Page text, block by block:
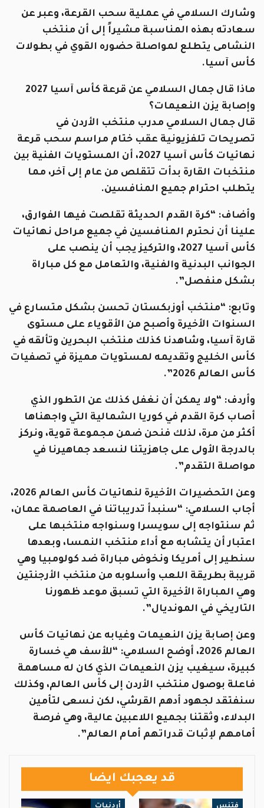
وشارك السلامي في عملية سحب القرعة، وعبر عن
سعادته بهذه المناسبة مشيراً إلى أن منتخب
النشامى يتطلع لمواصلة حضوره القوي في بطولات
كأس آسيا.
ماذا قال جمال السلامي عن قرعة كأس آسيا 2027
وإصابة يزن النعيمات؟
قال جمال السلامي مدرب منتخب الأردن في
تصريحات تلفزيونية عقب ختام مراسم سحب قرعة
نهائيات كأس آسيا 2027، أن المستويات الفنية بين
منتخبات القارة بدأت تتقلص من عام إلى آخر، مما
يتطلب احترام جميع المنافسين.
وأضاف: “كرة القدم الحديثة تقلصت فيها الفوارق،
علينا أن نحترم المنافسين في جميع مراحل نهائيات
كأس آسيا 2027، والتركيز يجب أن ينصب على
الجوانب البدنية والفنية، والتعامل مع كل مباراة
بشكل منفصل”.
وتابع: “منتخب أوزبكستان تحسن بشكل متسارع في
السنوات الأخيرة وأصبح من الأقوياء على مستوى
قارة آسيا، وشاهدنا كذلك منتخب البحرين وتألقه في
كأس الخليج وتقديمه لمستويات مميزة في تصفيات
كأس العالم 2026”.
وأردف: “ولا يمكن أن نغفل كذلك عن التطور الذي
أصاب كرة القدم في كوريا الشمالية التي واجهناها
أكثر من مرة، لذلك فنحن ضمن مجموعة قوية، ونركز
بالدرجة الأولى على جاهزيتنا لنسعد جماهيرنا في
مواصلة التقدم”.
وعن التحضيرات الأخيرة لنهائيات كأس العالم 2026،
أجاب السلامي: “سنبدأ تدريباتنا في العاصمة عمان،
ثم سنتواجه إلى سويسرا وسنواجه منتخبها على
اعتبار أن يتشابه مع أداء منتخب النمسا، وبعدها
سنطير إلى أمريكا ونخوض مباراة ضد كولومبيا وهي
قريبة بطريقة اللعب وأسلوبه من منتخب الأرجنتين
وهي المباراة الأخيرة التي تسبق موعد ظهورنا
التاريخي في المونديال”.
وعن إصابة يزن النعيمات وغيابه عن نهائيات كأس
العالم 2026، أوضح السلامي: “للأسف هي خسارة
كبيرة، سيغيب يزن النعيمات الذي كان له مساهمة
فاعلة بوصول منتخب الأردن إلى كأس العالم، وكذلك
سنفتقد لجهود أدهم القرشي، لكن نسعى لتأمين
البدلاء، وثقتنا بجميع اللاعبين عالية، وهي فرصة
أمامهم لإثبات قدراتهم أمام العالم”.
قد يعجبك ايضا
فتنس أردنيات